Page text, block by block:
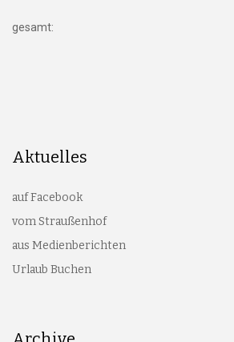
gesamt:
Aktuelles
auf Facebook
vom Straußenhof
aus Medienberichten
Urlaub Buchen